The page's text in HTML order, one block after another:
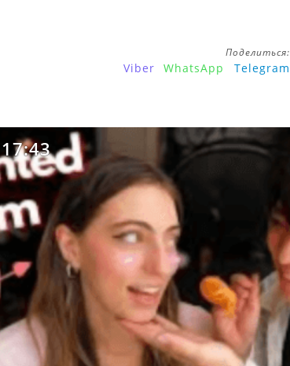
Поделиться:
Viber WhatsApp Telegram
17:43